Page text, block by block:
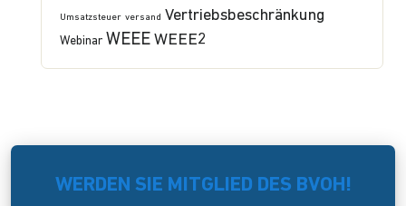
Umsatzsteuer versand Vertriebsbeschränkung
Webinar WEEE WEEE2
WERDEN SIE MITGLIED DES BVOH!